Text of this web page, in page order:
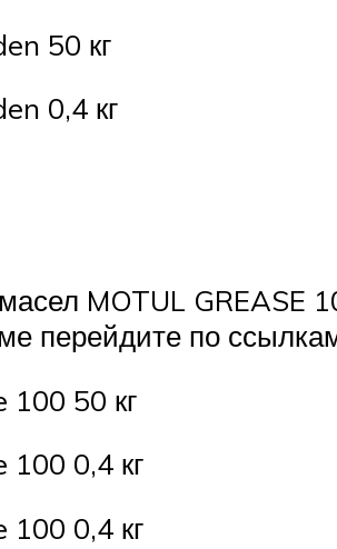
50 кг
0,4 кг
MOTUL GREASE
перейдите по
100 50 кг
100 0,4 кг
100 0,4 кг